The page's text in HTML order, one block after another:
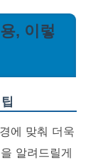
, 이렇
에 맞춰 더욱
알려드릴게